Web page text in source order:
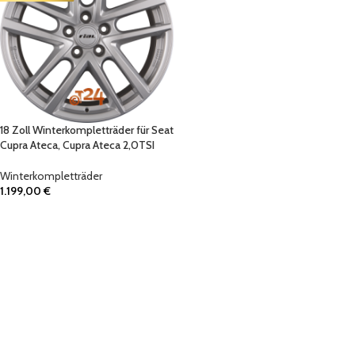
18 Zoll Winterkompletträder für Seat
Cupra Ateca, Cupra Ateca 2,0TSI
Winterkompletträder
1.199,00€